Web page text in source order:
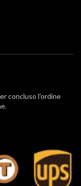
concluso l'ordine